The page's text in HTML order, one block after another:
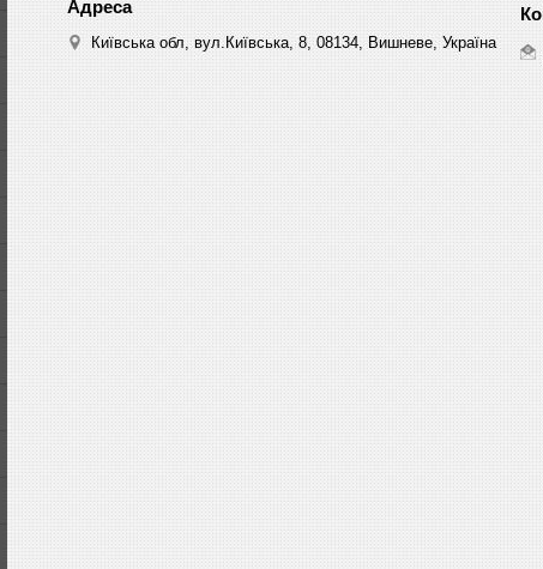
Київська обл, вул.Київська, 8, 08134, Вишневе, Україна